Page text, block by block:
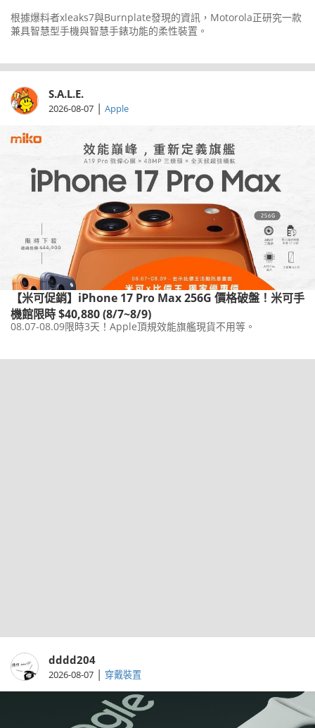
根據爆料者xleaks7與Burnplate發現的資訊，Motorola正研究一款
兼具智慧型手機與智慧手錶功能的柔性裝置。
S.A.L.E.
2026-08-07 | Apple
【米可促銷】iPhone 17 Pro Max 256G 價格破盤！米可手
機館限時 $40,880 (8/7~8/9)
08.07-08.09限時3天！Apple頂規效能旗艦現貨不用等。
dddd204
2026-08-07 | 穿戴裝置